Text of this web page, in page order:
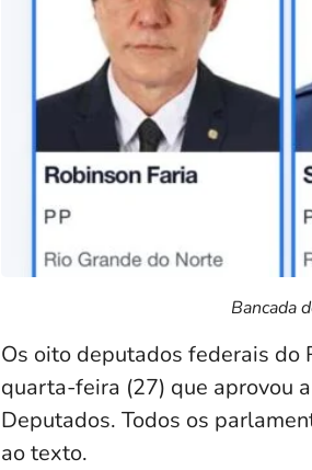
Bancada
Os oito deputados federais do
quarta-feira (27) que aprovou
Deputados. Todos os
ao texto.